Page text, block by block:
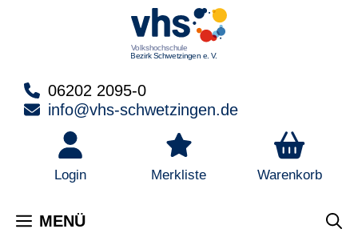
06202 2095-0
info@vhs-schwetzingen.de
Login Merkliste Warenkorb
MENÜ